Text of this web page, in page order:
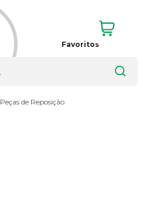
Favoritos
Peças de Reposição